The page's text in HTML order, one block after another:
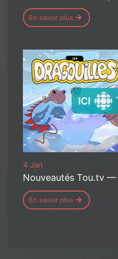
En savoir plus
4 Jan
Nouveautés Tou.tv
En savoir plus